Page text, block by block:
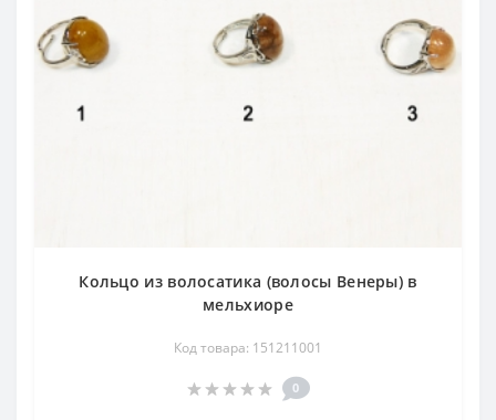
Кольцо из волосатика (волосы Венеры) в
мельхиоре
Код товара: 151211001
0